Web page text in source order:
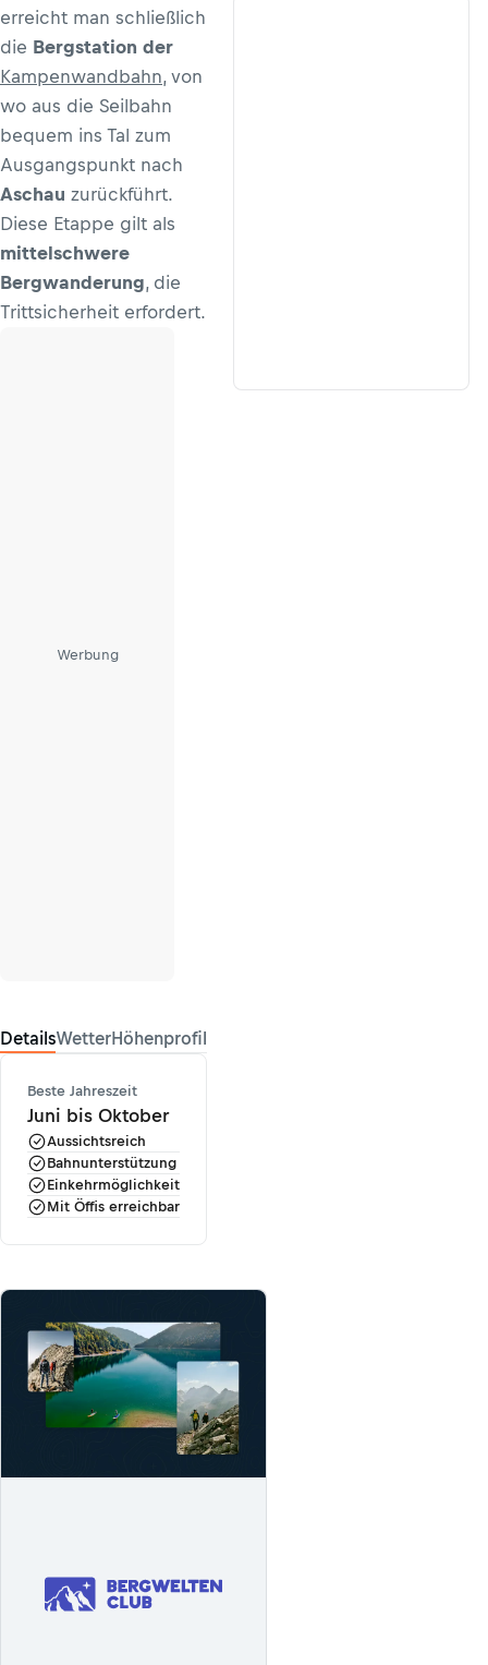
erreicht man schließlich
die Bergstation der
Kampenwandbahn, von
wo aus die Seilbahn
bequem ins Tal zum
Ausgangspunkt nach
Aschau zurückführt.
Diese Etappe gilt als
mittelschwere
Bergwanderung, die
Trittsicherheit erfordert.
Werbung
DetailsWetterHöhenprofil
Beste Jahreszeit
Juni bis Oktober
Aussichtsreich
Bahnunterstützung
Einkehrmöglichkeit
Mit Öffis erreichbar